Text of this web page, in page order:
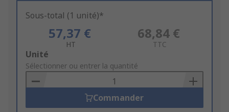
Sous-total (1 unité)*
57,37 €
HT
68,84 €
TTC
Add
to
Basket
Unité
Sélectionner ou entrer la quantité
Commander